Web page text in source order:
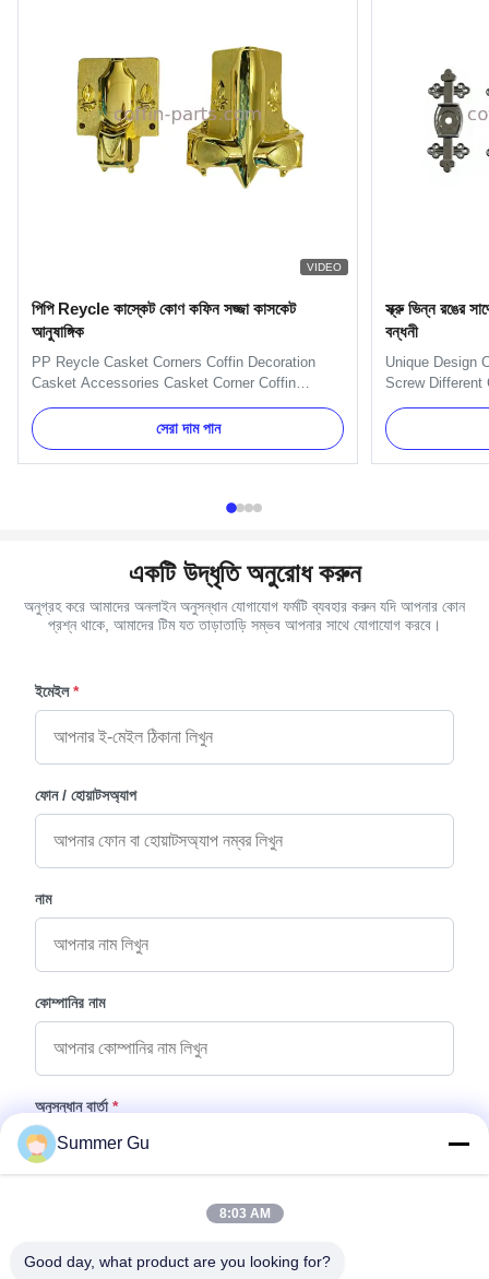
VIDEO
পিপি Reycle কাস্কেট কোণ কফিন সজ্জা কাসকেট
আনুষাঙ্গিক
PP Reycle Casket Corners Coffin Decoration
Casket Accessories Casket Corner Coffin
Accessories Coffin Decoration 14kg Casket
Accessories Corner Applications: wooden or
metal casket handle and decoration Competitive
সেরা দাম পান
স্ক্রু ভিন্ন রঙের
বন্ধনী
Unique Design
Screw Different
Bracket 6# -
Capacity
pcs in a poly
একটি উদ্ধৃতি অনুরোধ করুন
অনুগ্রহ করে আমাদের অনলাইন অনুসন্ধান যোগাযোগ ফর্মটি ব্যবহার করুন যদি আপনার কোন
প্রশ্ন থাকে, আমাদের টিম যত তাড়াতাড়ি সম্ভব আপনার সাথে যোগাযোগ করবে।
ইমেইল *
ফোন / হোয়াটসঅ্যাপ
নাম
কোম্পানির নাম
অনুসন্ধান বার্তা *
Summer Gu
8:03 AM
Good day, what product are you looking for?